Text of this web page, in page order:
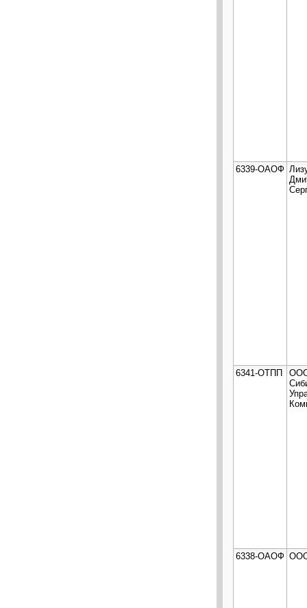
6339-ОАОФ
6341-ОТПП
6338-ОАОФ